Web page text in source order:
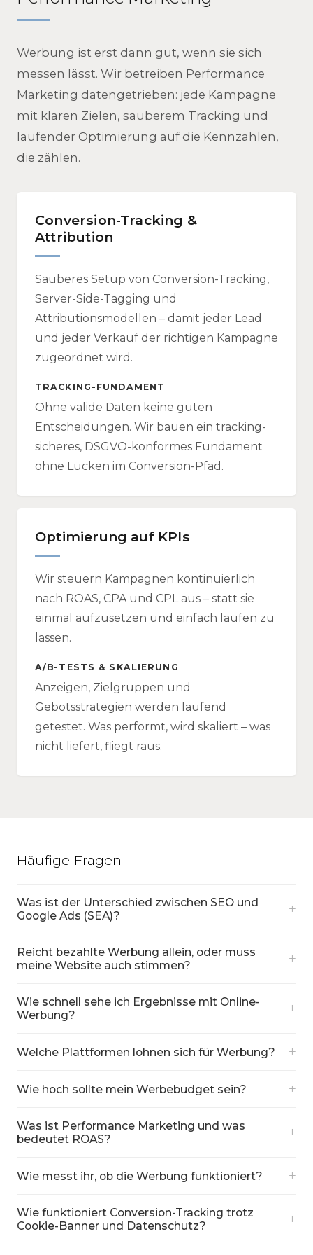
Werbung ist erst dann gut, wenn sie sich
messen lässt. Wir betreiben Performance
Marketing datengetrieben: jede Kampagne
mit klaren Zielen, sauberem Tracking und
laufender Optimierung auf die Kennzahlen,
die zählen.
Conversion-Tracking &
Attribution
Sauberes Setup von Conversion-Tracking,
Server-Side-Tagging und
Attributionsmodellen – damit jeder Lead
und jeder Verkauf der richtigen Kampagne
zugeordnet wird.
TRACKING-FUNDAMENT
Ohne valide Daten keine guten
Entscheidungen. Wir bauen ein tracking-
sicheres, DSGVO-konformes Fundament
ohne Lücken im Conversion-Pfad.
Optimierung auf KPIs
Wir steuern Kampagnen kontinuierlich
nach ROAS, CPA und CPL aus – statt sie
einmal aufzusetzen und einfach laufen zu
lassen.
A/B-TESTS & SKALIERUNG
Anzeigen, Zielgruppen und
Gebotsstrategien werden laufend
getestet. Was performt, wird skaliert – was
nicht liefert, fliegt raus.
Häufige Fragen
Was ist der Unterschied zwischen SEO und
Google Ads (SEA)?
+
Reicht bezahlte Werbung allein, oder muss
meine Website auch stimmen?
+
Wie schnell sehe ich Ergebnisse mit Online-
Werbung?
+
Welche Plattformen lohnen sich für Werbung? +
Wie hoch sollte mein Werbebudget sein? +
Was ist Performance Marketing und was
bedeutet ROAS?
+
Wie messt ihr, ob die Werbung funktioniert? +
Wie funktioniert Conversion-Tracking trotz
Cookie-Banner und Datenschutz?
+